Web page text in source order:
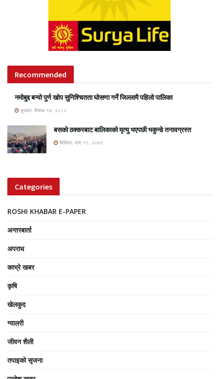
Recommended
नमोबुद्द बन्यो पुर्ण खोप सुनिश्चितता घोसणा गर्ने जिल्लामै पहिलो पालिका
बुधबार, बैशाख १७, २०८२
बसको ठक्करबाट बालिकाको मृत्यु भएपछी भकुन्डे तनावग्रस्त
बिहिबार, माघ १९, २०७९
Categories
ROSHI KHABAR E-PAPER
अन्तरबार्ता
अपराध
काभ्रे खबर
कृषि
खेलकुद
ग्यालरी
जीवन शैली
तपाइको सृजना